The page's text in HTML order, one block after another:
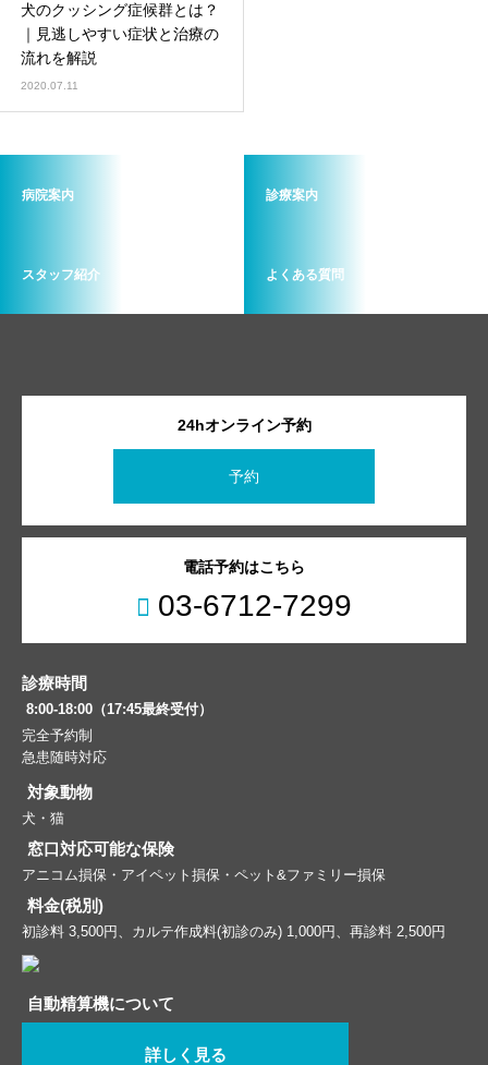
犬のクッシング症候群とは？
｜見逃しやすい症状と治療の
流れを解説
2020.07.11
病院案内 診療案内
スタッフ紹介 よくある質問
24hオンライン予約
予約
電話予約はこちら
03-6712-7299
診療時間
8:00-18:00（17:45最終受付）
完全予約制
急患随時対応
対象動物
犬・猫
窓口対応可能な保険
アニコム損保・アイペット損保・ペット&ファミリー損保
料金(税別)
初診料 3,500円、カルテ作成料(初診のみ) 1,000円、再診料 2,500円
自動精算機について
詳しく見る